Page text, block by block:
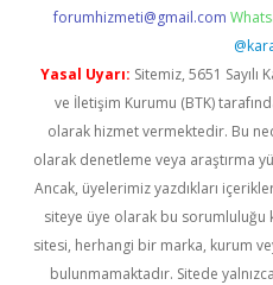
forumhizmeti@gmail.com
Yasal Uyarı: Sitemiz, 5651
ve İletişim Kurumu (BTK)
olarak hizmet vermektedir. Bu
olarak denetleme veya araştırma
Ancak, üyelerimiz yazdıkları
siteye üye olarak bu sorumluluğu
sitesi, herhangi bir marka, kurum
bulunmamaktadır. Sitede